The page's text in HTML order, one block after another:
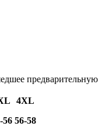
56
4XL
56-58